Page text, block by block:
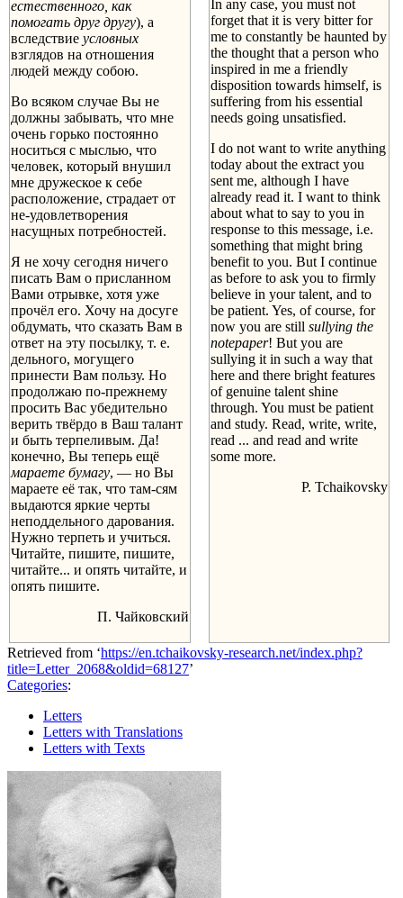
естественного, как
помогать друг другу), а
вследствие условных
взглядов на отношения
людей между собою.
Во всяком случае Вы не
должны забывать, что мне
очень горько постоянно
носиться с мыслью, что
человек, который внушил
мне дружеское к себе
расположение, страдает от
не-удовлетворения
насущных потребностей.
Я не хочу сегодня ничего
писать Вам о присланном
Вами отрывке, хотя уже
прочёл его. Хочу на досуге
обдумать, что сказать Вам в
ответ на эту посылку, т. е.
дельного, могущего
принести Вам пользу. Но
продолжаю по-прежнему
просить Вас убедительно
верить твёрдо в Ваш талант
и быть терпеливым. Да!
конечно, Вы теперь ещё
мараете бумагу, — но Вы
мараете её так, что там-сям
выдаются яркие черты
неподдельного дарования.
Нужно терпеть и учиться.
Читайте, пишите, пишите,
читайте... и опять читайте, и
опять пишите.
П. Чайковский
In any case, you must not
forget that it is very bitter for
me to constantly be haunted by
the thought that a person who
inspired in me a friendly
disposition towards himself, is
suffering from his essential
needs going unsatisfied.
I do not want to write anything
today about the extract you
sent me, although I have
already read it. I want to think
about what to say to you in
response to this message, i.e.
something that might bring
benefit to you. But I continue
as before to ask you to firmly
believe in your talent, and to
be patient. Yes, of course, for
now you are still sullying the
notepaper! But you are
sullying it in such a way that
here and there bright features
of genuine talent shine
through. You must be patient
and study. Read, write, write,
read ... and read and write
some more.
P. Tchaikovsky
Retrieved from ‘https://en.tchaikovsky-research.net/index.php?
title=Letter_2068&oldid=68127’
Categories:
Letters
Letters with Translations
Letters with Texts